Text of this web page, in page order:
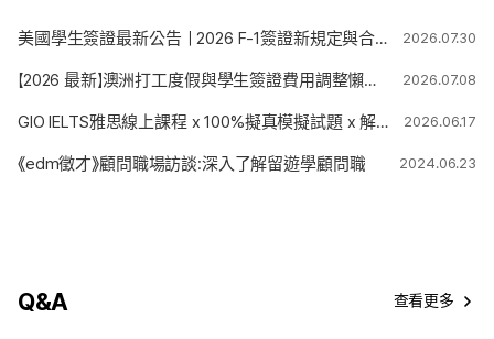
美國學生簽證最新公告｜2026 F-1簽證新規定與合法停留期限變更解析 2026.07.30
【2026 最新】澳洲打工度假與學生簽證費用調整懶人包 2026.07.08
GIO IELTS雅思線上課程 x 100%擬真模擬試題 x 解題技巧 2026.06.17
《edm徵才》顧問職場訪談:深入了解留遊學顧問職 2024.06.23
Q&A 查看更多